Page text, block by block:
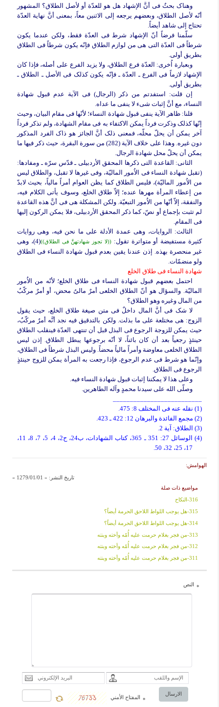
وهناک بحثٌ فی أنَّ الإشهاد هل هو للعدّة أو لأصل الطلاق؟ المشهور
أنّه لأصل الطلاق، وبعضهم یرجعه إلى الاثنین معاً، بمعنى أنَّ نهایة العدّة
تحتاج إلى شاهد أیضاً.
سلّمنا فرضاً أنّ الإشهاد شرط فی العدّة فقط، ولکن عندما یکون
شرطاً فی العدّة التی هی من لوازم الطلاق فإنّه یکون شرطاً فی الطلاق
بطریق أولى.
وبعبارة اُخرى: العدّة فرع الطلاق، ولا یزید الفرع على أصله، فإذا کان
الإشهاد لازماً فی الفرع ـ العدّة ـ فإنّه یکون کذلک فی الأصل ـ الطلاق ـ
بطریق أولى.
إن قلت: استفدتم من ذکر (الرجال) فی الآیة عدم قبول شهادة
النساء، مع أنَّ إثبات شیء لا ینفی ما عداه.
قلنا: ظاهر الآیة ینفی قبول شهادة النساء؛ لأنّها فی مقام البیان، وحیث
إنّها کذلک وذکرت فرداً یمکن الاکتفاء به فی مقام الشهادة، ولم تذکر فرداً
آخر یمکن أن یحلّ محلّه، فمعنى ذلک أنَّ الجائز هو ذاک الفرد المذکور
دون غیره. وهذا على خلاف الآیة (282) من سورة البقرة، حیث ذکر فیها ما
یمکن أن یحلّ محل شهادة الرجال.
الثانی: القاعدة التی ذکرها المحقق الأردبیلی ـ قدّس سرّه ـ ومفادها:
(تقبل شهادة النساء فی الاُمور المالیّة، وفی غیرها لا تقبل، والطلاق لیس
من الاُمور المالیّة)، فلیس الطلاق کما یظن العوام أمراً مالیاً، بحیث لابدّ
من إعطاء المرأة مهرها عنده؛ إلاّ طلاق الخلع، وسوف یأتی الکلام فیه،
والنفقة، إلاّ أنّها من الاُمور التبعیّة. ولکن المشکلة هی فی أنَّ هذه القاعدة
لم تثبت بإجماع أو نصّ، کما ذکر المحقق الأردبیلی، فلا یمکن الرکون إلیها
فی المقام.
الثالث: الروایات، وهی عمدة الأدلة على ما نحن فیه، وهی روایات
کثیرة مستفیضة أو متواترة تقول: ((لا تجوز شهادتهنَّ فی الطلاق))
(4)، وهی
غیر منحصرة بهذه. إذن عندنا یقین بعدم قبول شهادة النساء فی الطلاق
ولو منضمّات.
شهادة النساء فی طلاق الخلع
احتمل بعضهم قبول شهادة النساء فی طلاق الخلع؛ لأنّه من الاُمور
المالیّة. والسؤال هو أنّ الطلاق الخلعی أمرٌ مالیٌ محض، أو أمرٌ مرکّبٌ
من المال وغیره وهو الطلاق؟
لا شک فی أنَّ المال داخلٌ فی متن صیغة طلاق الخلع، حیث یقول
الزوج: هی مختلعة على ما بذلت. ولکن بالتدقیق فیه نجد أنَّه أمرٌ مرکّبٌ،
حیث یمکن للزوجة الرجوع فی البذل قبل أن تنتهی العدّة فینقلب الطلاق
حینئذٍ رجعیاً بعد أن کان بائناً، لا أنّه برجوعها یبطل الطلاق. إذن لیس
الطلاق الخلعی معاوضة وأمراً مالیاً محضاً. ولیس البذل شرطاً فی الطلاق،
وإنّما هو شرط فی عدم الرجوع، فإذا رجعت به المرأة یمکن للزوج حینئذٍ
الرجوع فی الطلاق.
وعلى هذا لا یمکننا إثبات قبول شهادة النساء فیه.
وصلّى الله على سیدنا محمدٍ وآله الطاهرین.
(1) نقله عنه فی المختلف 8: 475.
(2) مجمع الفائدة والبرهان 12: 422 ـ 423.
(3) الطلاق: آیة 2.
(4) الوسائل 27: 351 ـ 365، کتاب الشهادات، ب24، ح2، 4، 5، 7، 8، 11،
17، 25، 32، 50.
الهوامش:
تاريخ النشر: « 1279/01/01 »
مواضيع ذات صلة
316-النکاح
315-هل یوجب اللواط اللاحق الحرمة أیضاً؟
314-هل یوجب اللواط اللاحق الحرمة أیضاً؟
313-من فجر بغلام حرمت علیه أُمّه وأخته وبنته
312-من فجر بغلام حرمت علیه أُمّه وأخته وبنته
311-من فجر بغلام حرمت علیه أُمّه وأخته وبنته
* النص
الارسال
*
المفتاح الأمني